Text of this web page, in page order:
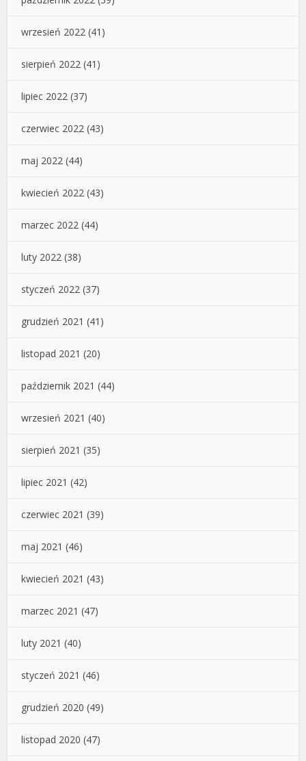
wrzesień 2022 (41)
sierpień 2022 (41)
lipiec 2022 (37)
czerwiec 2022 (43)
maj 2022 (44)
kwiecień 2022 (43)
marzec 2022 (44)
luty 2022 (38)
styczeń 2022 (37)
grudzień 2021 (41)
listopad 2021 (20)
październik 2021 (44)
wrzesień 2021 (40)
sierpień 2021 (35)
lipiec 2021 (42)
czerwiec 2021 (39)
maj 2021 (46)
kwiecień 2021 (43)
marzec 2021 (47)
luty 2021 (40)
styczeń 2021 (46)
grudzień 2020 (49)
listopad 2020 (47)